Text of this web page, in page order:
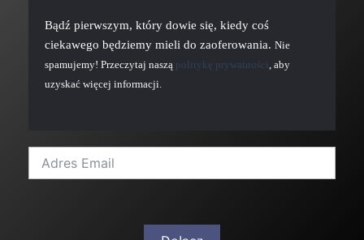
Bądź pierwszym, który dowie się, kiedy coś
ciekawego będziemy mieli do zaoferowania. Nie
spamujemy! Przeczytaj naszą politykę prywatności , aby
uzyskać więcej informacji.